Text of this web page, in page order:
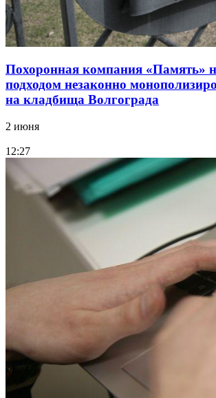
Похоронная компания «Память»
подходом незаконно
на кладбища Волгограда
2 июня
12:27